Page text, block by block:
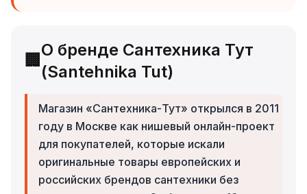
🏢
О бренде Сантехника Тут
(Santehnika Tut)
Магазин «Сантехника-Тут» открылся в 2011
году в Москве как нишевый онлайн-проект
для покупателей, которые искали
оригинальные товары европейских и
российских брендов сантехники без